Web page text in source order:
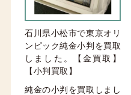
石川県小松市で東京オリ
ンピック純金小判を買取
しました。【金買取】
【小判買取】
純金の小判を買取しまし